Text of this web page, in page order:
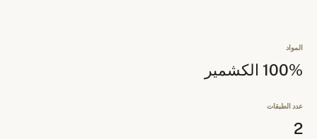
المواد
100% الكشمير
عدد الطبقات
2